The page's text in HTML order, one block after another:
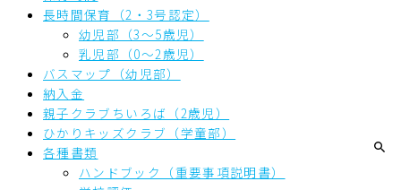
長時間保育（2・3号認定）
幼児部（3～5歳児）
乳児部（0～2歳児）
バスマップ（幼児部）
納入金
親子クラブちいろば（2歳児）
ひかりキッズクラブ（学童部）
各種書類
ハンドブック（重要事項説明書）